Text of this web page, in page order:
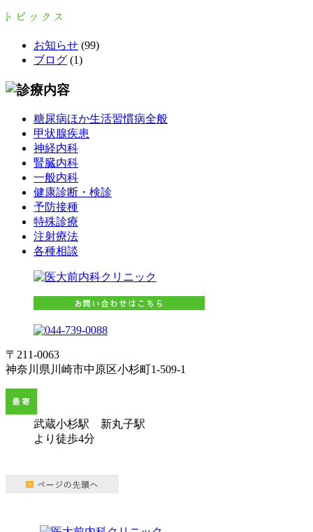
お知らせ (99)
ブログ (1)
糖尿病ほか生活習慣病全般
甲状腺疾患
神経内科
腎臓内科
一般内科
健康診断・検診
予防接種
特殊診療
注射療法
各種相談
〒211-0063
神奈川県川崎市中原区小杉町1-509-1
武蔵小杉駅
新丸子駅
より徒歩4分